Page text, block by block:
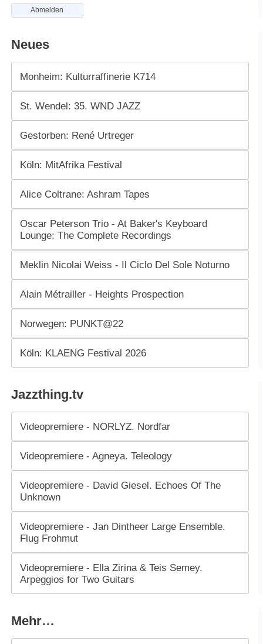
Abmelden
Neues
Monheim: Kulturraffinerie K714
St. Wendel: 35. WND JAZZ
Gestorben: René Urtreger
Köln: MitAfrika Festival
Alice Coltrane: Ashram Tapes
Oscar Peterson Trio - At Baker's Keyboard
Lounge: The Complete Recordings
Meklin Nicolai Weiss - Il Ciclo Del Sole Noturno
Alain Métrailler - Heights Prospection
Norwegen: PUNKT@22
Köln: KLAENG Festival 2026
Jazzthing.tv
Videopremiere - NORLYZ. Nordfar
Videopremiere - Agneya. Teleology
Videopremiere - David Giesel. Echoes Of The
Unknown
Videopremiere - Jan Dintheer Large Ensemble.
Flug Frohmut
Videopremiere - Ella Zirina & Teis Semey.
Arpeggios for Two Guitars
Mehr…